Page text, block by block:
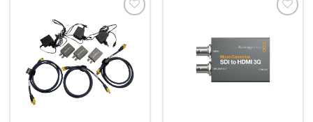
Toevoegen
aan
verlanglijst
Toevoegen
verlanglijst